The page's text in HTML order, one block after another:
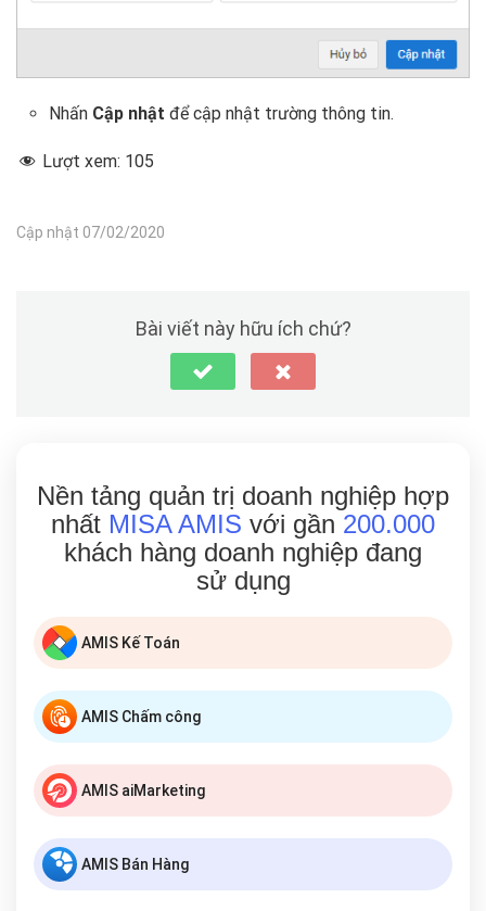
Nhấn Cập nhật để cập nhật trường thông tin.
Lượt xem: 105
Cập nhật 07/02/2020
Bài viết này hữu ích chứ?
Nền tảng quản trị doanh nghiệp hợp
nhất MISA AMIS với gần 200.000
khách hàng doanh nghiệp đang
sử dụng
AMIS Kế Toán
AMIS Chấm công
AMIS aiMarketing
AMIS Bán Hàng